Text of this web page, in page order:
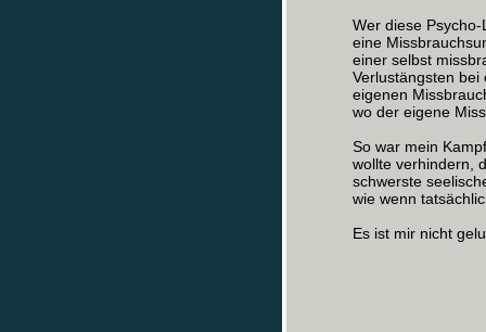
Wer diese
eine
einer selbst
Verlustängsten
eigenen
wo der eigene
So war mein
wollte verhindern,
schwerste
wie wenn
Es ist mir nicht